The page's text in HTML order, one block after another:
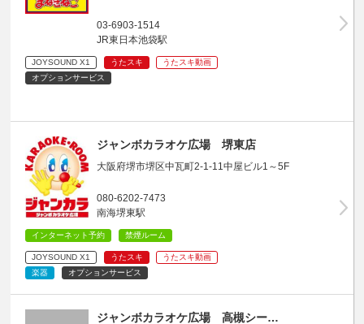
03-6903-1514
JR東日本池袋駅
JOYSOUND X1 うたスキ
うたスキ動画
オプションサービス
ジャンボカラオケ広場 堺東店
大阪府堺市堺区中瓦町2-1-11中屋ビル1～5F
080-6202-7473
南海堺東駅
インターネット予約 禁煙ルーム
JOYSOUND X1 うたスキ
うたスキ動画
楽器
オプションサービス
ジャンボカラオケ広場 高槻シー…